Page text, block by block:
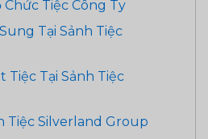
Chức Tiệc Công Ty
Tại Sảnh Tiệc
Tiệc Tại Sảnh Tiệc
Tiệc Silverland Group